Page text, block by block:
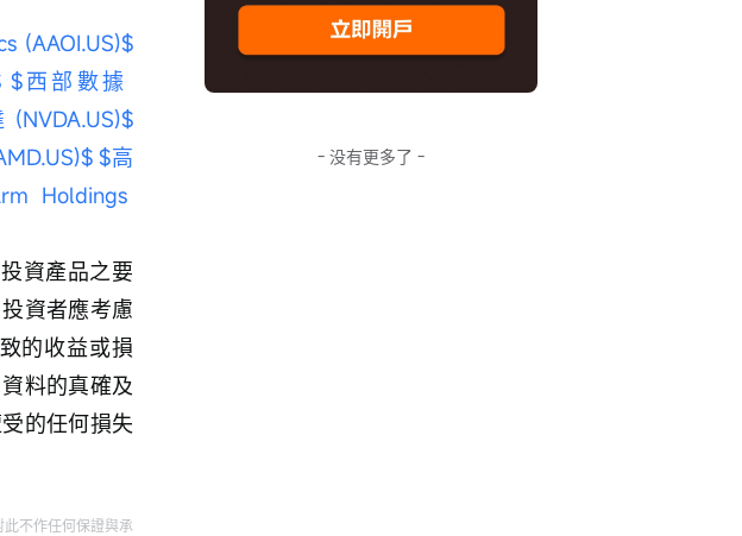
(AAOI.US)$
$西部數據
$高
Holdings
資產品之要
資者應考慮
的收益或損
料的真確及
的任何損失
不作任何保證與承
- 没有更多了 -